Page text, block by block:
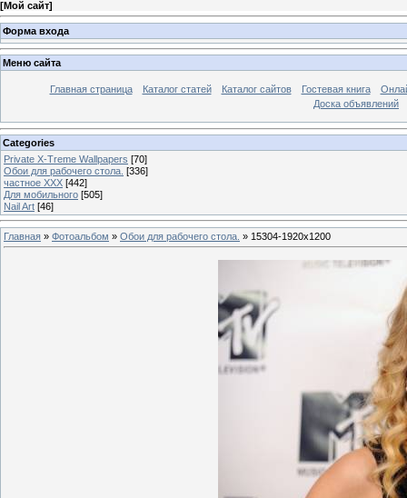
[Мой сайт]
Форма входа
Меню сайта
Главная страница Каталог статей Каталог сайтов Гостевая книга
Доска объявлений
Categories
Private X-Treme Wallpapers [70]
Обои для рабочего стола. [336]
частное ХХХ [442]
Для мобильного [505]
Nail Art [46]
Главная » Фотоальбом » Обои для рабочего стола. » 15304-1920x1200